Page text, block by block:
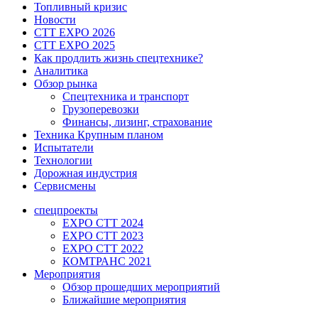
Топливный кризис
Новости
CTT EXPO 2026
CTT EXPO 2025
Как продлить жизнь спецтехнике?
Аналитика
Обзор рынка
Спецтехника и транспорт
Грузоперевозки
Финансы, лизинг, страхование
Техника Крупным планом
Испытатели
Технологии
Дорожная индустрия
Сервисмены
спецпроекты
EXPO CTT 2024
EXPO CTT 2023
EXPO CTT 2022
КОМТРАНС 2021
Мероприятия
Обзор прошедших мероприятий
Ближайшие мероприятия